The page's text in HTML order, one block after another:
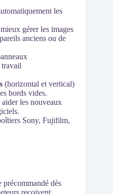
les
gérer les images
anciens ou de
travail
(horizontal et vertical)
bords vides.
aider les nouveaux
Sony, Fujifilm,
dès
reçoivent